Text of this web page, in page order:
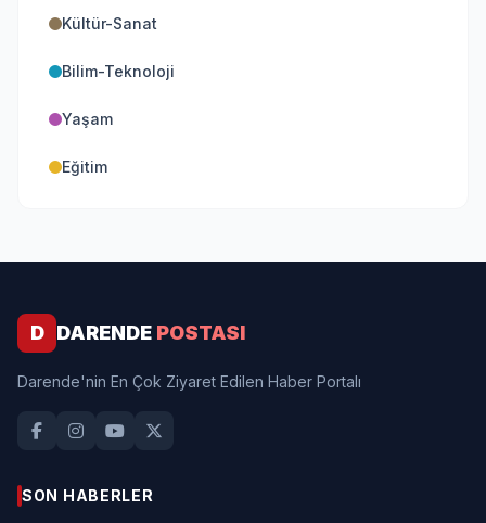
Kültür-Sanat
Bilim-Teknoloji
Yaşam
Eğitim
D DARENDE POSTASI
Darende'nin En Çok Ziyaret Edilen Haber Portalı
SON HABERLER